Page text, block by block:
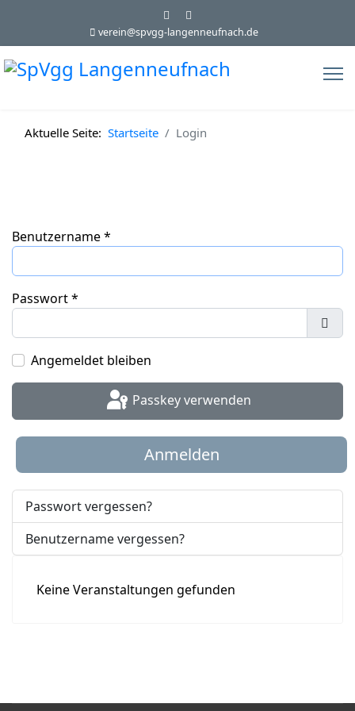
verein@spvgg-langenneufnach.de
Aktuelle Seite: Startseite Login
Benutzername*
Passwort*
Angemeldet bleiben
Passkey verwenden
Anmelden
Passwort vergessen?
Benutzername vergessen?
Keine Veranstaltungen gefunden